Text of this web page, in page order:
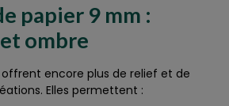
papier 9 mm :
ombre
encore plus de relief et de
Elles permettent :